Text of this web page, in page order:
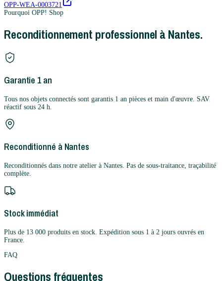
OPP-WEA-0003721
Pourquoi OPP! Shop
Reconditionnement professionnel à Nantes.
Garantie 1 an
Tous nos objets connectés sont garantis 1 an pièces et main d'œuvre. SAV
réactif sous 24 h.
Reconditionné à Nantes
Reconditionnés dans notre atelier à Nantes. Pas de sous-traitance, traçabilité
complète.
Stock immédiat
Plus de 13 000 produits en stock. Expédition sous 1 à 2 jours ouvrés en
France.
FAQ
Questions fréquentes